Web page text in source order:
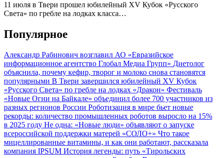
11 июля в Твери прошел юбилейный XV Кубок «Русского
Света» по гребле на лодках класса…
Популярное
Александр Рабинович возглавил АО «Евразийское
информационное агентство Глобал Медиа Групп» Диетолог
объяснила, почему кефир, творог и молоко снова становятся
популярными В Твери завершился юбилейный XV Кубок
«Русского Света» по гребле на лодках «Дракон» Фестиваль
«Новые Огни на Байкале» объединил более 700 участников из
разных регионов России Роботизация в мире бьет новые
рекорды: количество промышленных роботов выросло на 15%
в 2025 году Не одна: «Новые люди» объявляют о запуске
всероссийской поддержки матерей «СОЛО+» Что такое
мицеллированные витамины, и как они работают, рассказала
компания IPSUM История легенды: путь «Тирольских